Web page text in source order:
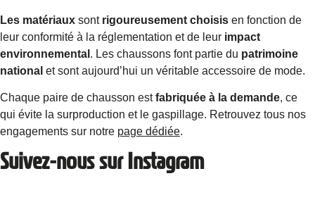
Les matériaux sontrigoureusement choisis en fonction de
leur conformité à la réglementation et de leur impact
environnemental . Les chaussons font partie du patrimoine
national et sont aujourd’hui un véritable accessoire de mode.
Chaque paire de chausson estfabriquée à la demande, ce
qui évite la surproduction et le gaspillage. Retrouvez tous nos
engagements sur notre page dédiée.
Suivez-nous sur Instagram